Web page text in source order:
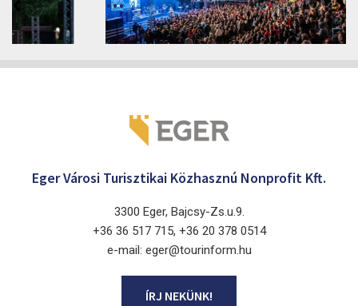
2026. június 19. - 2026. augusztus 28.
Márai Központ, Eger 3300, Szépasszony-völgy 35.
Eger Városi Turisztikai Közhasznú Nonprofit Kft.
3300 Eger, Bajcsy-Zs.u.9.
+36 36 517 715, +36 20 378 0514
e-mail: eger@tourinform.hu
ÍRJ NEKÜNK!